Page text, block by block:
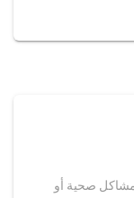
مشاكل صحية أو